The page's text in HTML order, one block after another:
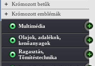
+ Krómozott betűk
+ Krómozott emblémák
Multimédia
Olajok, adalékok,
kenőanyagok
Ragasztás,
Tőmítéstechnika